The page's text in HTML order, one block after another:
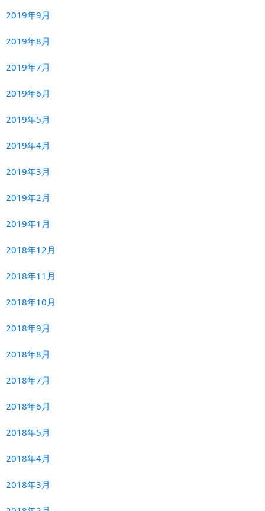
2019年9月
2019年8月
2019年7月
2019年6月
2019年5月
2019年4月
2019年3月
2019年2月
2019年1月
2018年12月
2018年11月
2018年10月
2018年9月
2018年8月
2018年7月
2018年6月
2018年5月
2018年4月
2018年3月